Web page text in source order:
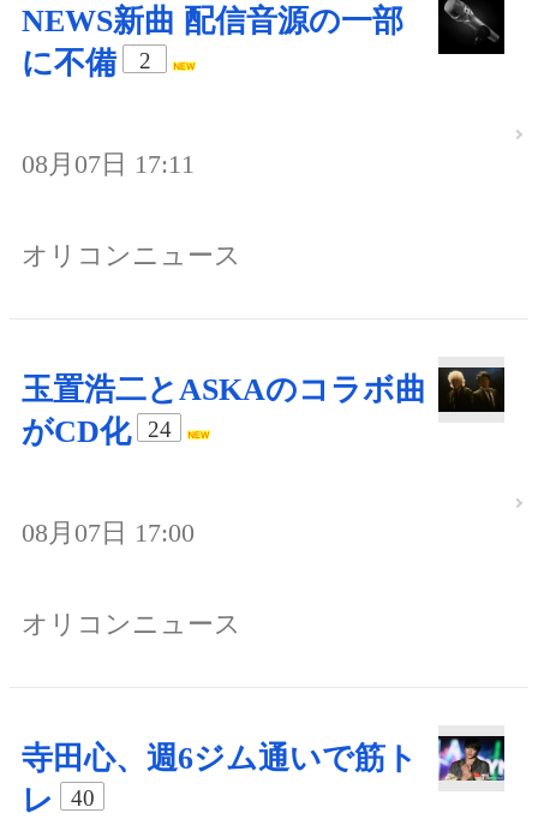
NEWS新曲 配信音源の一部
に不備
2
08月07日 17:11
オリコンニュース
玉置浩二とASKAのコラボ曲
がCD化
24
08月07日 17:00
オリコンニュース
寺田心、週6ジム通いで筋ト
レ
40